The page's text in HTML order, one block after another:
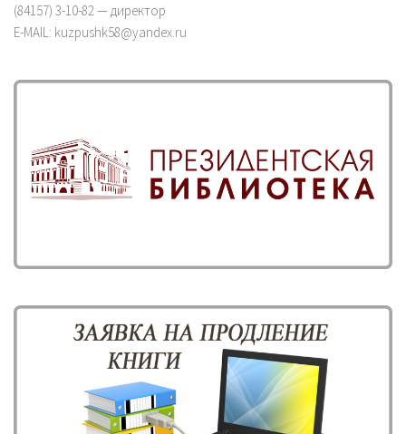
(84157) 3-10-82 — директор
E-MAIL: kuzpushk58@yandex.ru